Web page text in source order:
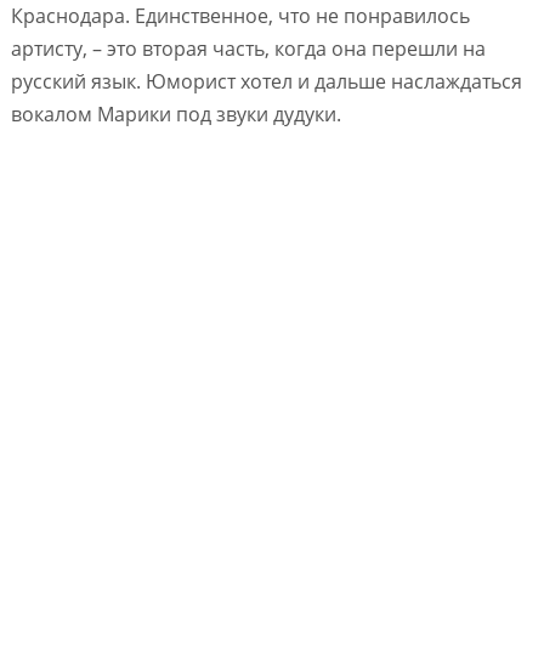
Краснодара. Единственное, что не понравилось
артисту, – это вторая часть, когда она перешли на
русский язык. Юморист хотел и дальше наслаждаться
вокалом Марики под звуки дудуки.